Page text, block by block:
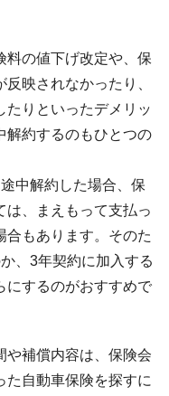
料の値下げ改定や、保
映されなかったり、
たりといったデメリッ
解約するのもひとつの
中解約した場合、保
は、まえもって支払っ
合もあります。そのた
、3年契約に加入する
にするのがおすすめで
や補償内容は、保険会
た自動車保険を探すに